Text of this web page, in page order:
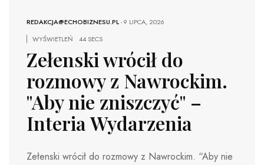
REDAKCJA@ECHOBIZNESU.PL-9 LIPCA, 2026
WYŚWIETLEŃ
44 SECS
Zełenski wrócił do
rozmowy z Nawrockim.
"Aby nie zniszczyć" –
Interia Wydarzenia
Zełenski wrócił do rozmowy z Nawrockim. “Aby nie